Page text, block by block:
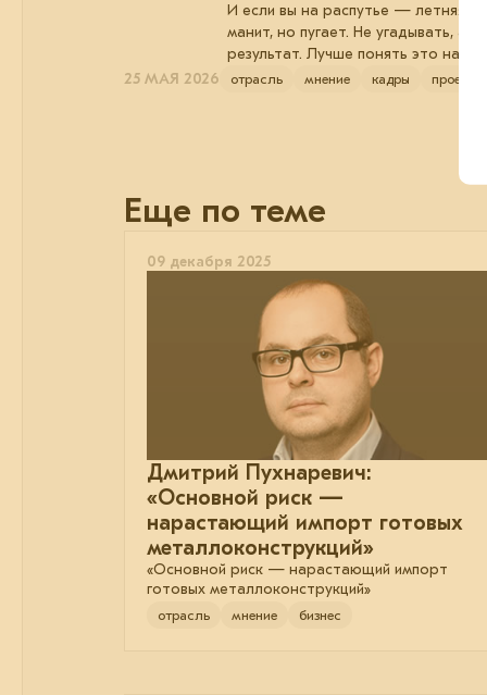
И если вы на распутье — летняя
манит, но пугает. Не угадывать,
результат. Лучше понять это на
25 МАЯ 2026
отрасль мнение кадры
Еще по теме
09 декабря 2025
Дмитрий Пухнаревич:
«Основной риск —
нарастающий импорт готовых
металлоконструкций»
«Основной риск — нарастающий импорт
готовых металлоконструкций»
отрасль мнение бизнес